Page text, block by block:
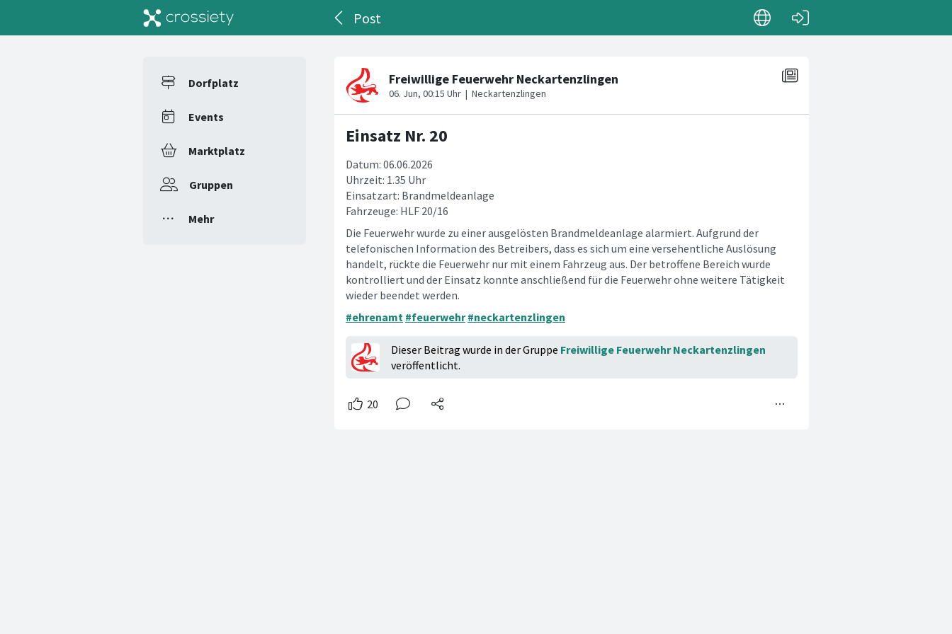
Post
Dorfplatz
Events
Marktplatz
Gruppen
Mehr
Einsatz Nr. 20
Datum: 06.06.2026
Uhrzeit: 1.35 Uhr
Einsatzart: Brandmeldeanlage
Fahrzeuge: HLF 20/16
Die Feuerwehr wurde zu einer ausgelösten Brandmeldeanlage alarmiert. Aufgrund der
telefonischen Information des Betreibers, dass es sich um eine versehentliche Auslösung
handelt, rückte die Feuerwehr nur mit einem Fahrzeug aus. Der betroffene Bereich wurde
kontrolliert und der Einsatz konnte anschließend für die Feuerwehr ohne weitere Tätigkeit
wieder beendet werden.
#ehrenamt #feuerwehr #neckartenzlingen
Dieser Beitrag wurde in der Gruppe Freiwillige Feuerwehr Neckartenzlingen
veröffentlicht.